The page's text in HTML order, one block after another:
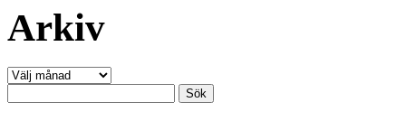
Arkiv
Arkiv
efter: